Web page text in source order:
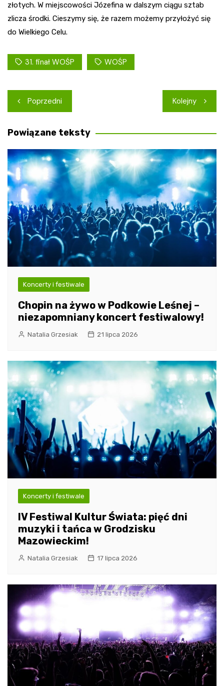
złotych. W miejscowości Józefina w dalszym ciągu sztab
zlicza środki. Cieszymy się, że razem możemy przyłożyć się
do Wielkiego Celu.
31. finał WOŚP WOŚP
Nawigacja
wpisu
Poprzedni Kolejny
Powiązane teksty
Koncerty i festiwale
Chopin na żywo w Podkowie Leśnej –
niezapomniany koncert festiwalowy!
Natalia Grzesiak 21 lipca 2026
Koncerty i festiwale
IV Festiwal Kultur Świata: pięć dni
muzyki i tańca w Grodzisku
Mazowieckim!
Natalia Grzesiak 17 lipca 2026